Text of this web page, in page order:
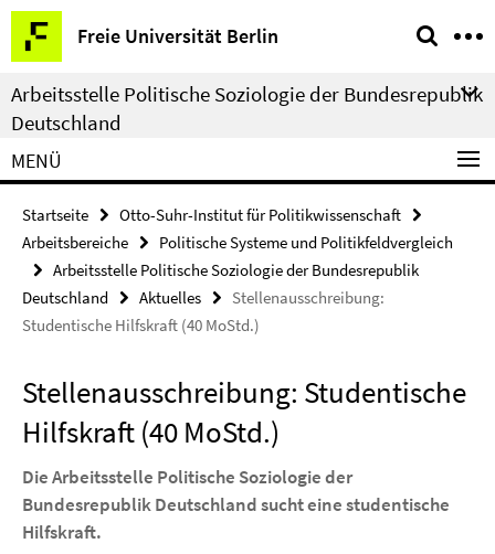
Springe
direkt
zu
Inhalt
Freie Universität Berlin
Service-
Navigation
Arbeitsstelle Politische Soziologie der Bundesrepublik
Deutschland
MENÜ
Startseite
Otto-Suhr-Institut für Politikwissenschaft
Arbeitsbereiche
Politische Systeme und Politikfeldvergleich
Arbeitsstelle Politische Soziologie der Bundesrepublik
Deutschland
Aktuelles
Stellenausschreibung:
Studentische Hilfskraft (40 MoStd.)
Stellenausschreibung: Studentische
Hilfskraft (40 MoStd.)
Die Arbeitsstelle Politische Soziologie der
Bundesrepublik Deutschland sucht eine studentische
Hilfskraft.